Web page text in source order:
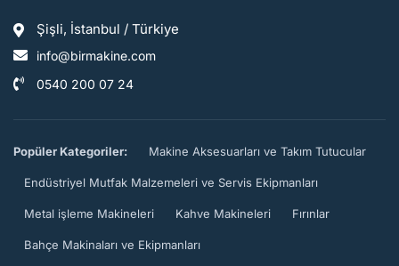
Şişli, İstanbul / Türkiye
info@birmakine.com
0540 200 07 24
Popüler Kategoriler: Makine Aksesuarları ve Takım Tutucular
Endüstriyel Mutfak Malzemeleri ve Servis Ekipmanları
Metal işleme Makineleri Kahve Makineleri Fırınlar
Bahçe Makinaları ve Ekipmanları